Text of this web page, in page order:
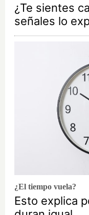
¿Te sientes
señales lo
¿El tiempo vuela?
Esto explica